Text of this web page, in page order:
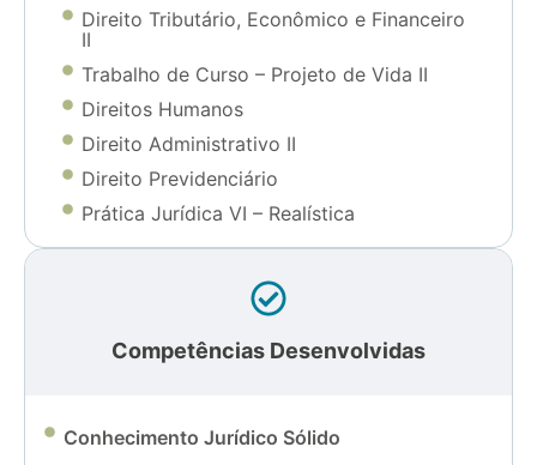
Direito Tributário, Econômico e Financeiro
II
Trabalho de Curso – Projeto de Vida II
Direitos Humanos
Direito Administrativo II
Direito Previdenciário
Prática Jurídica VI – Realística
Competências Desenvolvidas
Conhecimento Jurídico Sólido